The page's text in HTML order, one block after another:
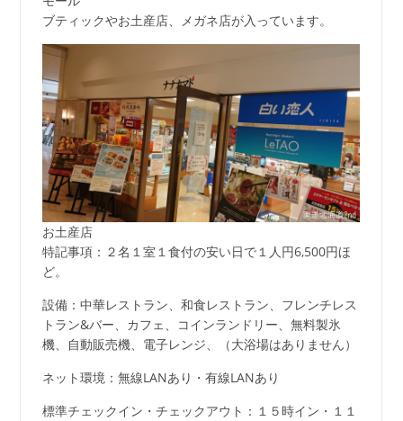
ブティックやお土産店、メガネ店が入っています。
お土産店
特記事項：２名１室１食付の安い日で１人円6,500円ほ
ど。
設備：中華レストラン、和食レストラン、フレンチレス
トラン&バー、カフェ、コインランドリー、無料製氷
機、自動販売機、電子レンジ、（大浴場はありません）
ネット環境：無線LANあり・有線LANあり
標準チェックイン・チェックアウト：１５時イン・１１